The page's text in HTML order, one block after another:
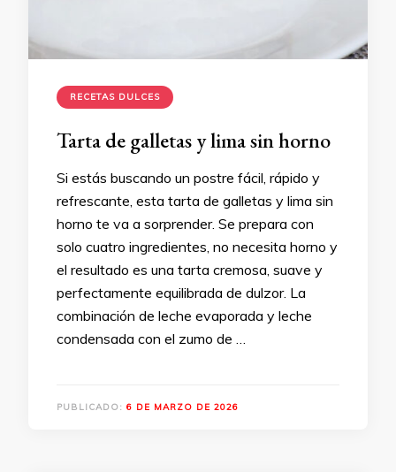
RECETAS DULCES
Tarta de galletas y lima sin horno
Si estás buscando un postre fácil, rápido y
refrescante, esta tarta de galletas y lima sin
horno te va a sorprender. Se prepara con
solo cuatro ingredientes, no necesita horno y
el resultado es una tarta cremosa, suave y
perfectamente equilibrada de dulzor. La
combinación de leche evaporada y leche
condensada con el zumo de …
PUBLICADO: 6 DE MARZO DE 2026